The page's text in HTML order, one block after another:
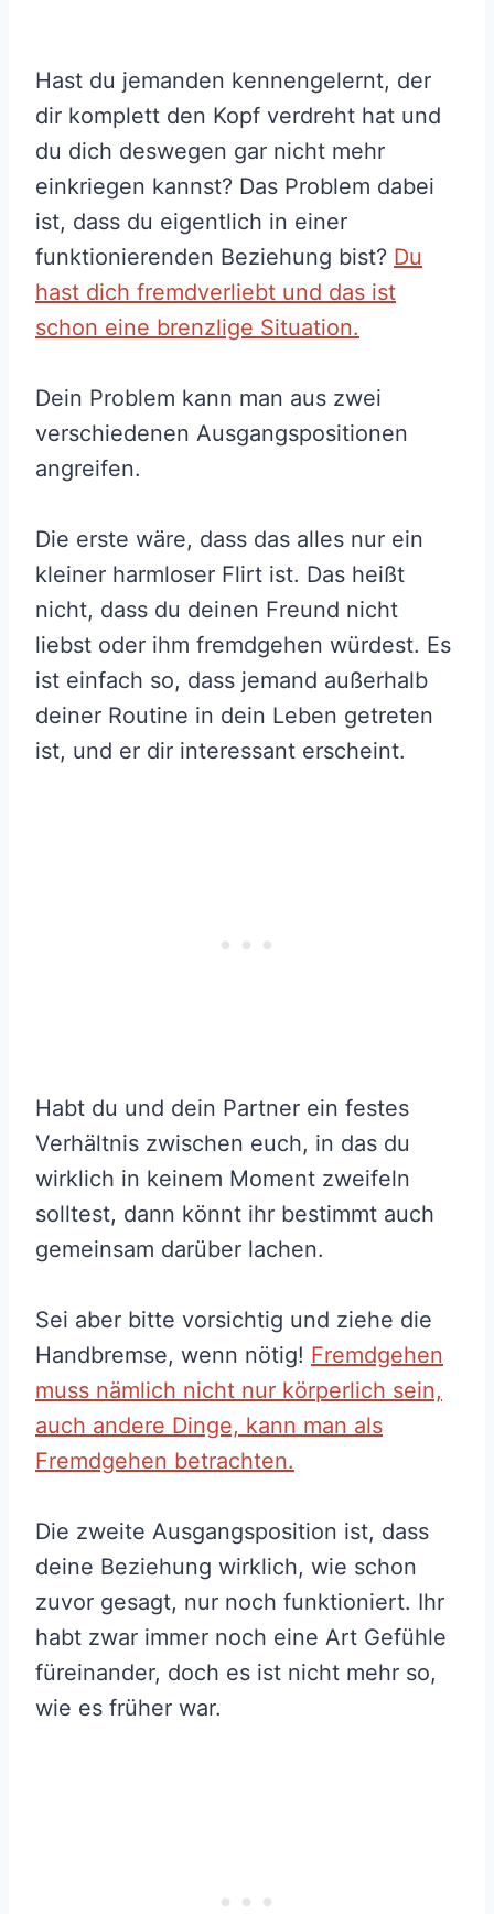
Hast du jemanden kennengelernt, der
dir komplett den Kopf verdreht hat und
du dich deswegen gar nicht mehr
einkriegen kannst? Das Problem dabei
ist, dass du eigentlich in einer
funktionierenden Beziehung bist? Du
hast dich fremdverliebt und das ist
schon eine brenzlige Situation.
Dein Problem kann man aus zwei
verschiedenen Ausgangspositionen
angreifen.
Die erste wäre, dass das alles nur ein
kleiner harmloser Flirt ist. Das heißt
nicht, dass du deinen Freund nicht
liebst oder ihm fremdgehen würdest. Es
ist einfach so, dass jemand außerhalb
deiner Routine in dein Leben getreten
ist, und er dir interessant erscheint.
Habt du und dein Partner ein festes
Verhältnis zwischen euch, in das du
wirklich in keinem Moment zweifeln
solltest, dann könnt ihr bestimmt auch
gemeinsam darüber lachen.
Sei aber bitte vorsichtig und ziehe die
Handbremse, wenn nötig! Fremdgehen
muss nämlich nicht nur körperlich sein,
auch andere Dinge, kann man als
Fremdgehen betrachten.
Die zweite Ausgangsposition ist, dass
deine Beziehung wirklich, wie schon
zuvor gesagt, nur noch funktioniert. Ihr
habt zwar immer noch eine Art Gefühle
füreinander, doch es ist nicht mehr so,
wie es früher war.